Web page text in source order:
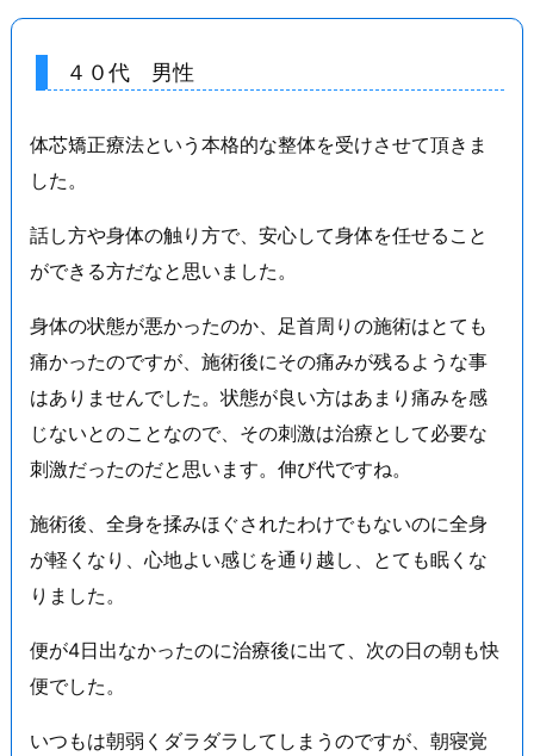
４０代 男性
体芯矯正療法という本格的な整体を受けさせて頂きま
した。
話し方や身体の触り方で、安心して身体を任せること
ができる方だなと思いました。
身体の状態が悪かったのか、足首周りの施術はとても
痛かったのですが、施術後にその痛みが残るような事
はありませんでした。状態が良い方はあまり痛みを感
じないとのことなので、その刺激は治療として必要な
刺激だったのだと思います。伸び代ですね。
施術後、全身を揉みほぐされたわけでもないのに全身
が軽くなり、心地よい感じを通り越し、とても眠くな
りました。
便が4日出なかったのに治療後に出て、次の日の朝も快
便でした。
いつもは朝弱くダラダラしてしまうのですが、朝寝覚